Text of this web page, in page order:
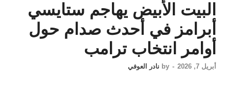
البيت الأبيض يهاجم ستايسي
أبرامز في أحدث صدام حول
أوامر انتخاب ترامب
أبريل 7, 2026 -
by نادر العوفي